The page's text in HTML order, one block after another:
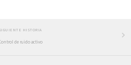
SIGUIENTE HISTORIA
de ruido activo